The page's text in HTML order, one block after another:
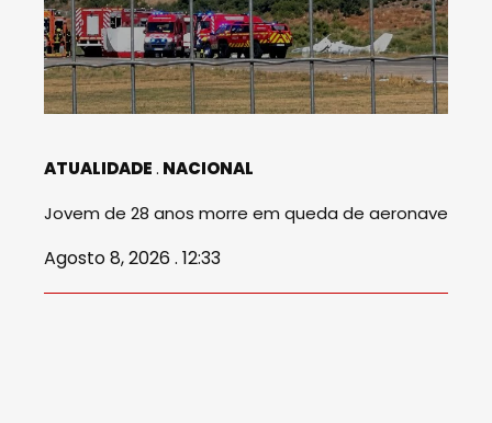
ATUALIDADE NACIONAL
Jovem de 28 anos morre em queda de aeronave
Agosto 8, 2026 . 12:33